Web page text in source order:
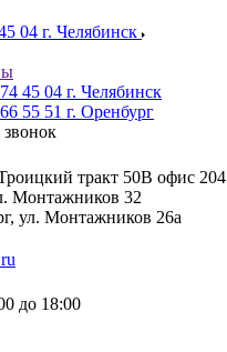
04 г. Челябинск
45 04 г. Челябинск
55 51 г. Оренбург
звонок
тракт 50В офис 204
Монтажников 32
ул. Монтажников 26а
до 18:00